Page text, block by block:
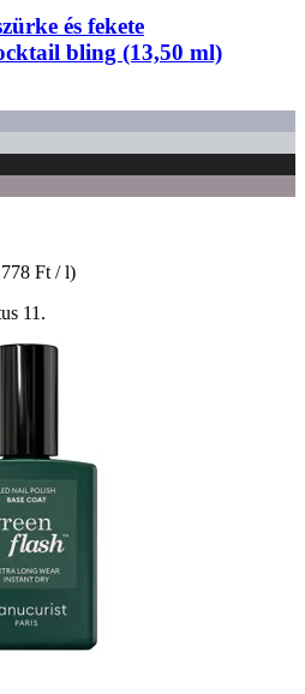
és fekete
bling (13,50 ml)
Ft / l)
11.